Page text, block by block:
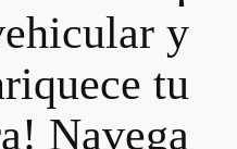
y
tu
Navega